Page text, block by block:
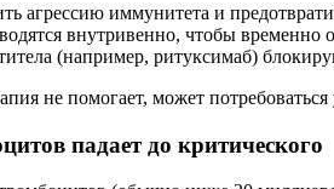
агрессию иммунитета и
внутривенно, чтобы временно
(например, ритуксимаб)
не помогает, может
падает до критического